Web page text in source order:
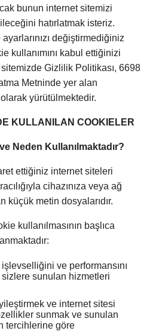
bunun internet sitemizi
hatırlatmak isteriz.
ayarlarınızı değiştirmediğiniz
kullanımını kabul ettiğinizi
Gizlilik Politikası, 6698
Metninde yer alan
yürütülmektedir.
KULLANILAN COOKIELER
Neden Kullanılmaktadır?
ettiğiniz internet siteleri
cihazınıza veya ağ
küçük metin dosyalarıdır.
kullanılmasının başlıca
ve performansını
sizlere sunulan hizmetleri
ve internet sitesi
sunmak ve sunulan
tercihlerine göre